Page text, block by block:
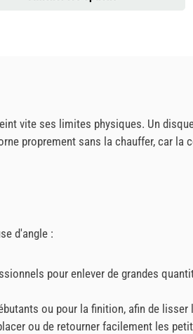
vite ses limites physiques. Un
proprement sans la chauffer, car la
d'angle :
pour enlever de grandes
ou pour la finition, afin de
ou de retourner facilement les